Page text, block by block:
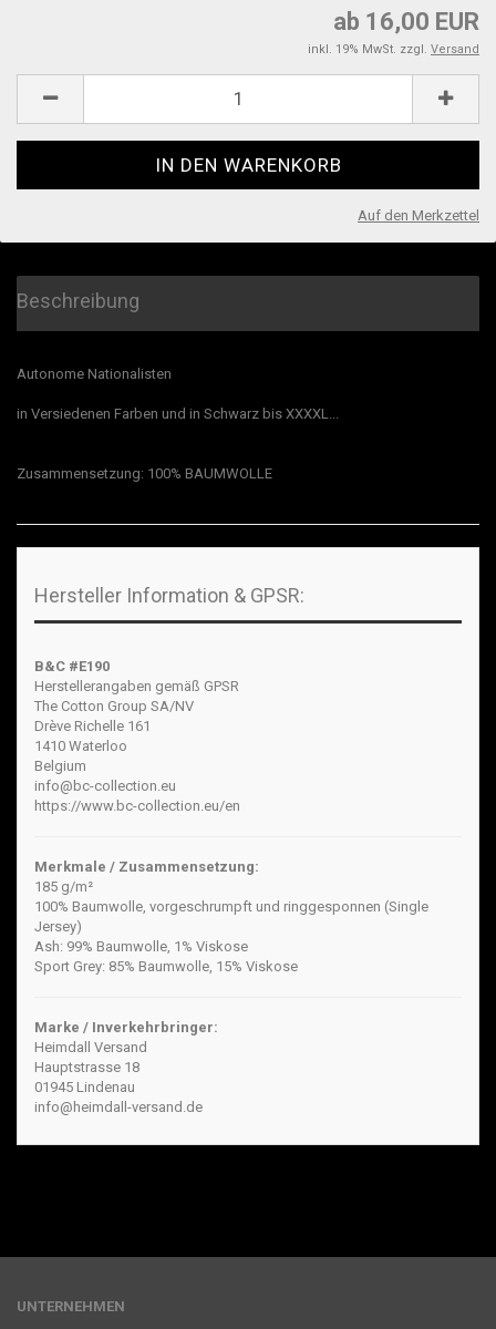
ab 16,00 EUR
inkl. 19% MwSt. zzgl. Versand
Auf den Merkzettel
Beschreibung
Autonome Nationalisten
in Versiedenen Farben und in Schwarz bis XXXXL...
Zusammensetzung: 100% BAUMWOLLE
Hersteller Information & GPSR:
B&C #E190
Herstellerangaben gemäß GPSR
The Cotton Group SA/NV
Drève Richelle 161
1410 Waterloo
Belgium
info@bc-collection.eu
https://www.bc-collection.eu/en
Merkmale / Zusammensetzung:
185 g/m²
100% Baumwolle, vorgeschrumpft und ringgesponnen (Single
Jersey)
Ash: 99% Baumwolle, 1% Viskose
Sport Grey: 85% Baumwolle, 15% Viskose
Marke / Inverkehrbringer:
Heimdall Versand
Hauptstrasse 18
01945 Lindenau
info@heimdall-versand.de
UNTERNEHMEN